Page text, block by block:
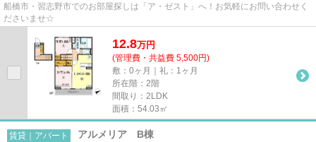
船橋市・習志野市でのお部屋探しは「ア・ゼスト」へ！お気軽にお問い合わせく
ださいませ☆
12.8万円
(管理費・共益費 5,500円)
敷：0ヶ月｜礼：1ヶ月
所在階：2階
間取り：2LDK
面積：54.03㎡
賃貸｜アパート アルメリア B棟